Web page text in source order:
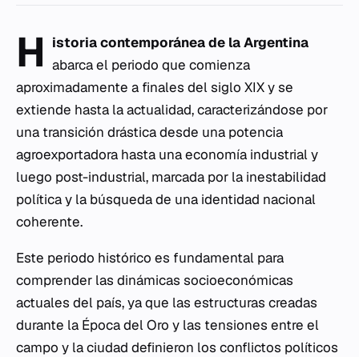
H istoria contemporánea de la Argentina
abarca el periodo que comienza
aproximadamente a finales del siglo XIX y se
extiende hasta la actualidad, caracterizándose por
una transición drástica desde una potencia
agroexportadora hasta una economía industrial y
luego post-industrial, marcada por la inestabilidad
política y la búsqueda de una identidad nacional
coherente.
Este periodo histórico es fundamental para
comprender las dinámicas socioeconómicas
actuales del país, ya que las estructuras creadas
durante la Época del Oro y las tensiones entre el
campo y la ciudad definieron los conflictos políticos